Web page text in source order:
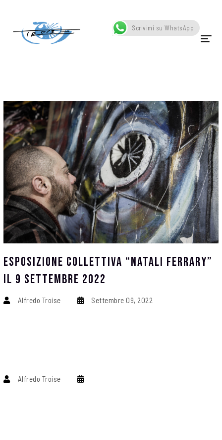
OPERE
SCATTI
SCULTURE
VIDEO
NEWS
Esposizione Collettiva “Natali Ferrary”
Il 9 Settembre 2022
Alfredo Troise Settembre 09, 2022
Alfredo Troise
Scrivimi su WhatsApp